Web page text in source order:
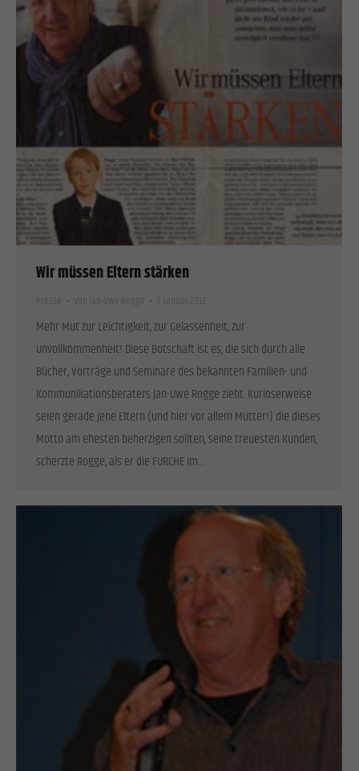
Wir müssen Eltern stärken
Mehr Mut zur Leichtigkeit, zur Gelassenheit, zur
Unvollkommenheit! Diese Botschaft ist es, die sich durch alle
Bücher, Vorträge und Seminare des bekannten Familien- und
Kommunikationsberaters Jan-Uwe Rogge zieht. Kurioserweise
seien gerade jene Eltern (und hier vor allem Mütter!) die dieses
Motto am ehesten beherzigen sollten, seine treuesten Kunden,
scherzte Rogge, als er die FURCHE im…